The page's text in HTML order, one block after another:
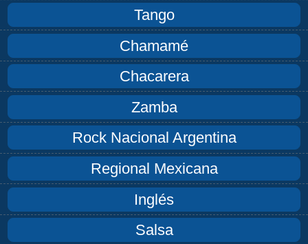
Tango
Chamamé
Chacarera
Zamba
Rock Nacional Argentina
Regional Mexicana
Inglés
Salsa